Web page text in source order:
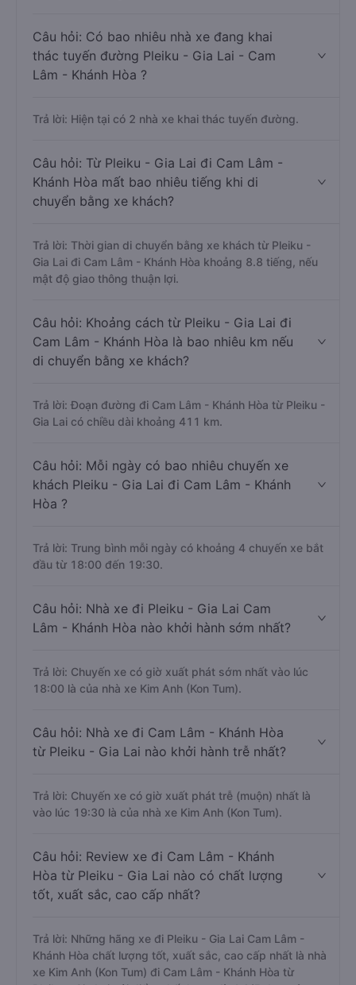
Câu hỏi: Có bao nhiêu nhà xe đang khai
thác tuyến đường Pleiku - Gia Lai - Cam
Lâm - Khánh Hòa ?
Trả lời: Hiện tại có 2 nhà xe khai thác tuyến đường.
Câu hỏi: Từ Pleiku - Gia Lai đi Cam Lâm -
Khánh Hòa mất bao nhiêu tiếng khi di
chuyển bằng xe khách?
Trả lời: Thời gian di chuyển bằng xe khách từ Pleiku -
Gia Lai đi Cam Lâm - Khánh Hòa khoảng 8.8 tiếng, nếu
mật độ giao thông thuận lợi.
Câu hỏi: Khoảng cách từ Pleiku - Gia Lai đi
Cam Lâm - Khánh Hòa là bao nhiêu km nếu
di chuyển bằng xe khách?
Trả lời: Đoạn đường đi Cam Lâm - Khánh Hòa từ Pleiku -
Gia Lai có chiều dài khoảng 411 km.
Câu hỏi: Mỗi ngày có bao nhiêu chuyến xe
khách Pleiku - Gia Lai đi Cam Lâm - Khánh
Hòa ?
Trả lời: Trung bình mỗi ngày có khoảng 4 chuyến xe bắt
đầu từ 18:00 đến 19:30.
Câu hỏi: Nhà xe đi Pleiku - Gia Lai Cam
Lâm - Khánh Hòa nào khởi hành sớm nhất?
Trả lời: Chuyến xe có giờ xuất phát sớm nhất vào lúc
18:00 là của nhà xe Kim Anh (Kon Tum).
Câu hỏi: Nhà xe đi Cam Lâm - Khánh Hòa
từ Pleiku - Gia Lai nào khởi hành trễ nhất?
Trả lời: Chuyến xe có giờ xuất phát trễ (muộn) nhất là
vào lúc 19:30 là của nhà xe Kim Anh (Kon Tum).
Câu hỏi: Review xe đi Cam Lâm - Khánh
Hòa từ Pleiku - Gia Lai nào có chất lượng
tốt, xuất sắc, cao cấp nhất?
Trả lời: Những hãng xe đi Pleiku - Gia Lai Cam Lâm -
Khánh Hòa chất lượng tốt, xuất sắc, cao cấp nhất là nhà
xe Kim Anh (Kon Tum) đi Cam Lâm - Khánh Hòa từ